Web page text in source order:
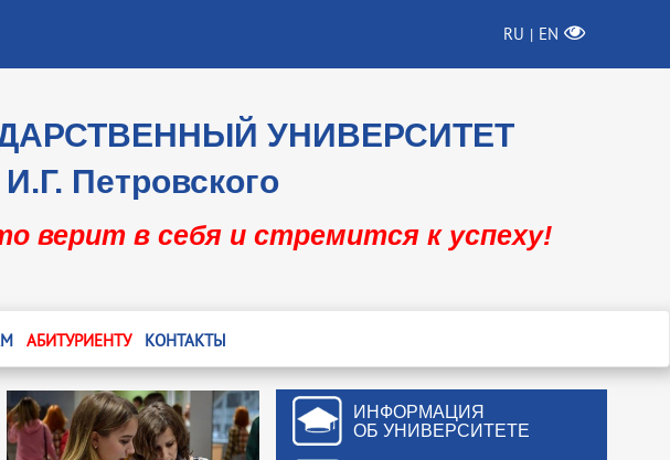
RU | EN
УНИВЕРСИТЕТ
Петровского
верит в себя и стремится к успеху!
АБИТУРИЕНТУ КОНТАКТЫ
ИНФОРМАЦИЯ
ОБ УНИВЕРСИТЕТЕ